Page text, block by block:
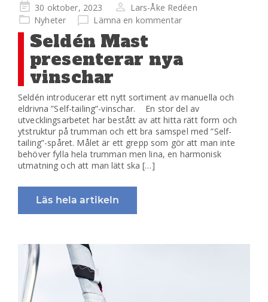
Publicerad
på
30 oktober, 2023
Lars-Åke Redéen
Nyheter
Lämna en kommentar
Seldén Mast
presenterar nya
vinschar
Seldén introducerar ett nytt sortiment av manuella och
eldrivna ”Self-tailing”-vinschar. En stor del av
utvecklingsarbetet har bestått av att hitta rätt form och
ytstruktur på trumman och ett bra samspel med ”Self-
tailing”-spåret. Målet är ett grepp som gör att man inte
behöver fylla hela trumman men lina, en harmonisk
utmatning och att man lätt ska […]
Läs hela artikeln